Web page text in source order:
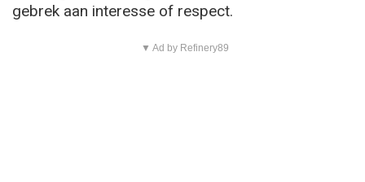
gebrek aan interesse of respect.
▼ Ad by Refinery89